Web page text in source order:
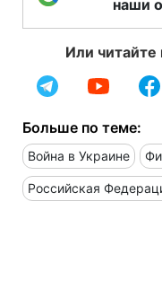
наши
Или читайте
Больше по теме:
Война в Украине
Российская